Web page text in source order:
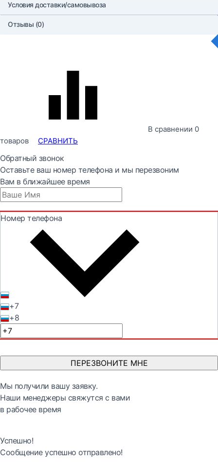
Условия доставки/самовывоза
Отзывы (0)
В сравнении 0
товаров
СРАВНИТЬ
Обратный звонок
Оставьте ваш номер телефона и мы перезвоним
Вам в ближайшее время
Номер телефона
+7
+8
ПЕРЕЗВОНИТЕ МНЕ
Мы получили вашу заявку.
Наши менеджеры свяжутся с вами
в рабочее время
Успешно!
Сообщение успешно отправлено!